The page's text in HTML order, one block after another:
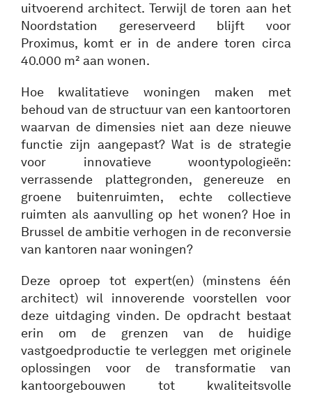
uitvoerend architect. Terwijl de toren aan het
Noordstation gereserveerd blijft voor
Proximus, komt er in de andere toren circa
40.000 m² aan wonen.
Hoe kwalitatieve woningen maken met
behoud van de structuur van een kantoortoren
waarvan de dimensies niet aan deze nieuwe
functie zijn aangepast? Wat is de strategie
voor innovatieve woontypologieën:
verrassende plattegronden, genereuze en
groene buitenruimten, echte collectieve
ruimten als aanvulling op het wonen? Hoe in
Brussel de ambitie verhogen in de reconversie
van kantoren naar woningen?
Deze oproep tot expert(en) (minstens één
architect) wil innoverende voorstellen voor
deze uitdaging vinden. De opdracht bestaat
erin om de grenzen van de huidige
vastgoedproductie te verleggen met originele
oplossingen voor de transformatie van
kantoorgebouwen tot kwaliteitsvolle